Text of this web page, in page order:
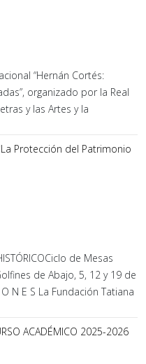
“Hernán Cortés:
organizado por la Real
y las Artes y la
Protección del Patrimonio
de Mesas
de Abajo, 5, 12 y 19 de
N E S La Fundación Tatiana
ACADÉMICO 2025-2026